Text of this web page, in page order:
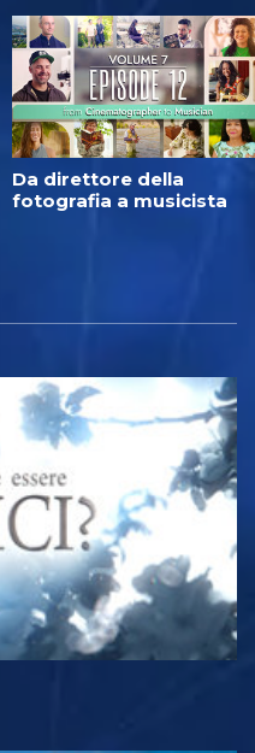
Da direttore della
fotografia a musicista